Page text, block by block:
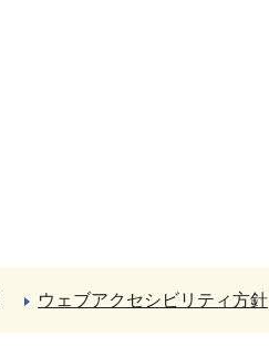
ウェブアクセシビリティ方針